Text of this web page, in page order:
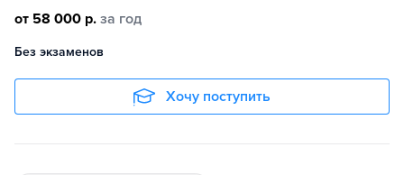
от 58 000 р. за год
Без экзаменов
Хочу поступить